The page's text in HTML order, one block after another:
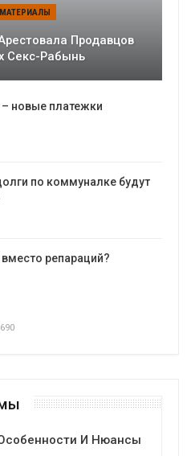
Продавцов
Секс-Рабынь
новые платежки
по коммуналке будут
репараций?
И Нюансы